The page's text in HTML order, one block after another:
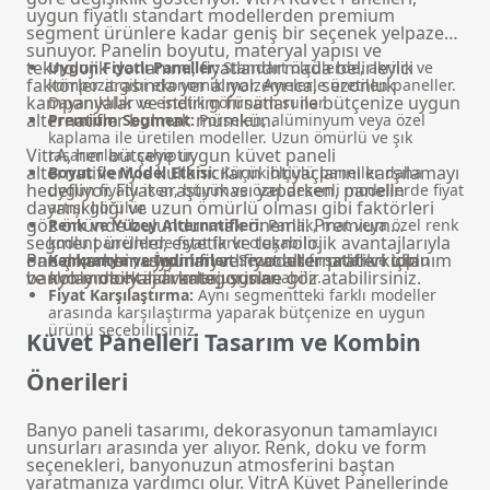
uygun fiyatlı standart modellerden premium
segment ürünlere kadar geniş bir seçenek yelpazesi
sunuyor. Panelin boyutu, materyal yapısı ve
teknolojik donanımı, fiyatlandırmada belirleyici
faktörler arasında yer alıyor. Ayrıca, sezonluk
kampanyalar ve indirim fırsatları ile bütçenize uygun
alternatifler bulmak mümkün.
Uygun Fiyatlı Paneller:Standart ölçülerde, akrilik ve
kompozit gibi ekonomik malzemelerle üretilen paneller.
Dayanıklılık ve estetik görünüm sunar.
Premium Segment:Porselen, alüminyum veya özel
kaplama ile üretilen modeller. Uzun ömürlü ve şık
tasarımlara sahiptir.
Boyut ve Model Etkisi:Küçük ölçülü paneller daha
uygun fiyatlı iken, büyük ve özel desenli modellerde fiyat
artışı görülür.
Renk ve Yüzey Alternatifleri:Parlak, mat veya özel renk
kodlu panellerde fiyat farkı oluşabilir.
Kampanya ve İndirimler:Sezonluk fırsatlar ve toplu
alımlarda ek indirimler uygulanabilir.
Fiyat Karşılaştırma: Aynı segmentteki farklı modeller
arasında karşılaştırma yaparak bütçenize en uygun
ürünü seçebilirsiniz.
VitrA, her bütçeye uygun küvet paneli
alternatifleriyle kullanıcıların ihtiyaçlarını karşılamayı
hedefliyor. Fiyat araştırması yaparken, panelin
dayanıklılığı ve uzun ömürlü olması gibi faktörleri
göz önünde bulundurmak önemli. Premium
segment ürünler, estetik ve teknolojik avantajlarıyla
öne çıkarken; uygun fiyatlı modeller pratik kullanım
ve kolay montaj avantajı sunar.
Panel kombinasyonları ve fiyat alternatifleri için
banyo mobilyalarıkategorisine göz atabilirsiniz.
Küvet Panelleri Tasarım ve Kombin
Önerileri
Banyo paneli tasarımı, dekorasyonun tamamlayıcı
unsurları arasında yer alıyor. Renk, doku ve form
seçenekleri, banyonuzun atmosferini baştan
yaratmanıza yardımcı olur. VitrA Küvet Panellerinde